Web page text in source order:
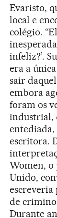
Evaristo,
local e
colégio.
infeliz?’.
era a
sair
embora
foram os
industrial,
escritora.
Women,
Unido,
escreveria
de
Durante